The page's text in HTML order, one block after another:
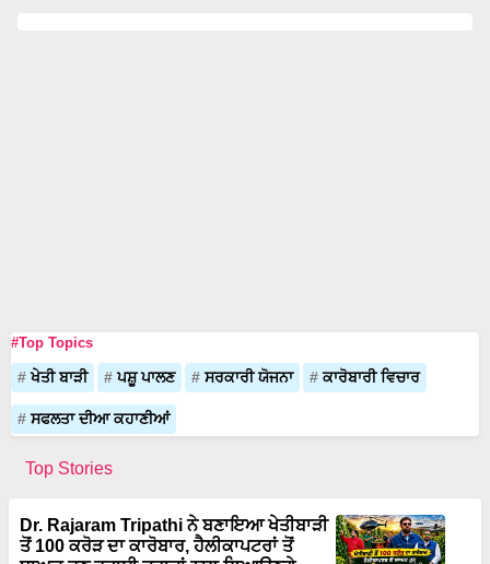
ਖੇਤੀ ਬਾੜੀ
ਸਫਲਤਾ ਦੀਆ ਕਹਾਣੀਆਂ
Top Stories
ਤੋਂ 100 ਕਰੋੜ ਦਾ ਕਾਰੋਬਾਰ, ਹੈਲੀਕਾਪਟਰਾਂ ਤੋਂ
ਬਾਅਦ ਹੁਣ ਹਵਾਈ ਜਹਾਜ਼ਾਂ ਨਾਲ ਲਿਆਉਣਗੇ
ਖੇਤੀਬਾੜੀ ਵਿੱਚ ਕ੍ਰਾਂਤੀ